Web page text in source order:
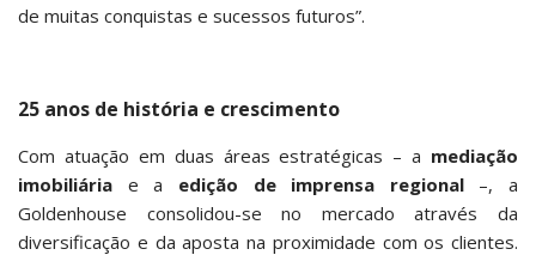
de muitas conquistas e sucessos futuros”.
25 anos de história e crescimento
Com atuação em duas áreas estratégicas – a mediação
imobiliária e a edição de imprensa regional–, a
Goldenhouse consolidou-se no mercado através da
diversificação e da aposta na proximidade com os clientes.